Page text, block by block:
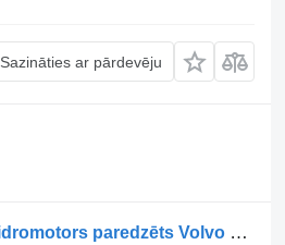
Sazināties ar pārdevēju
Motor hidraulic ventilator de răcire 0511625608-20479528-31 hidromotors paredzēts Volvo 20479528 – 0511625608 kravas automašīnas